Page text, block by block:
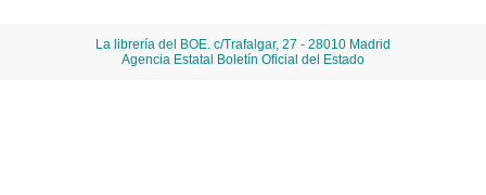
La librería del BOE. c/Trafalgar, 27 - 28010 Madrid
Agencia Estatal Boletín Oficial del Estado